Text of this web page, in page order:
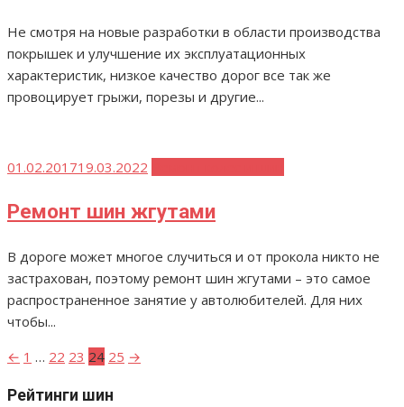
Не смотря на новые разработки в области производства
покрышек и улучшение их эксплуатационных
характеристик, низкое качество дорог все так же
провоцирует грыжи, порезы и другие...
Опубликовано
01.02.201719.03.2022
Ремонт шин жгутами
В дороге может многое случиться и от прокола никто не
застрахован, поэтому ремонт шин жгутами – это самое
распространенное занятие у автолюбителей. Для них
чтобы...
Пагинация
записей
← 1 … 22 23 24 25 →
Рейтинги шин